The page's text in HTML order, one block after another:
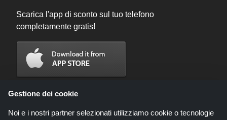
Scarica l'app di sconto sul tuo telefono
completamente gratis!
Gestione dei cookie
Noi e i nostri partner selezionati utilizziamo cookie o tecnologie